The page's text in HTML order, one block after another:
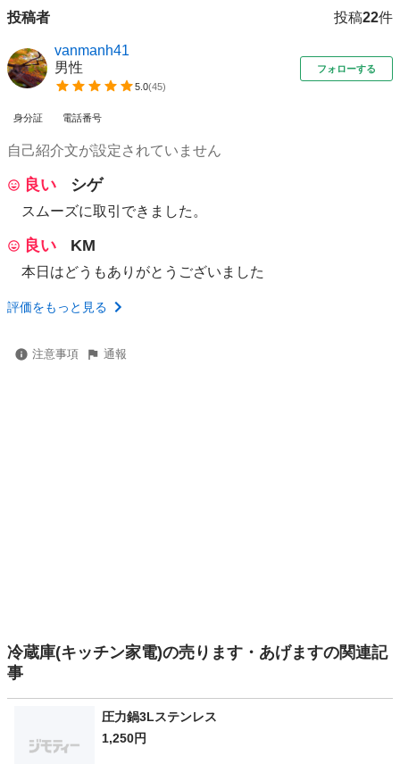
投稿者 投稿22件
vanmanh41
男性
5.0(45)
フォローする
身分証 電話番号
自己紹介文が設定されていません
良い シゲ
スムーズに取引できました。
良い KM
本日はどうもありがとうございました
評価をもっと見る
注意事項 通報
冷蔵庫(キッチン家電)の売ります・あげますの関連記
事
圧力鍋3Lステンレス
1,250円